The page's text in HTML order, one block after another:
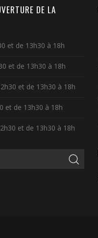
DE LA
et de 13h30 à 18h
et de 13h30 à 18h
et de 13h30 à 18h
et de 13h30 à 18h
et de 13h30 à 18h